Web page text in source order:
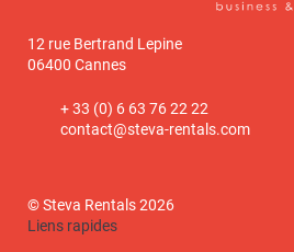
12 rue Bertrand Lepine
06400 Cannes
+ 33 (0) 6 63 76 22 22
contact@steva-rentals.com
© Steva Rentals 2026
Liens rapides